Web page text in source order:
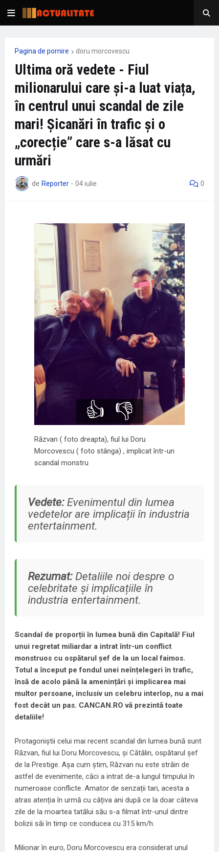
Pagina de pornire doru morcovescu
Ultima oră vedete - Fiul
milionarului care și-a luat viața,
în centrul unui scandal de zile
mari! Șicanări în trafic și o
„corecție” care s-a lăsat cu
urmări
de Reporter - 04 iulie 0
👍 👎
Răzvan ( foto dreapta), fiul lui Doru
Morcovescu ( foto stânga) , implicat într-un
scandal monstru
Vedete:Evenimentul din lumea
vedetelor are implicații în industria
entertainment.
Rezumat:Detaliile noi despre o
celebritate și implicațiile în
industria entertainment.
Scandal de proporții în lumea bună din Capitală! Fiul
unui regretat miliardar a intrat într-un conflict
monstruos cu ospătarul șef de la un local faimos.
Totul a început pe fondul unei neînțelegeri în trafic,
însă de acolo până la amenințări și implicarea mai
multor persoane, inclusiv un celebru interlop, nu a mai
fost decât un pas. CANCAN.RO vă prezintă toate
detaliile!
Protagoniștii celui mai recent scandal din lumea bună sunt
Răzvan, fiul lui Doru Morcovescu, și Cătălin, ospătarul șef
de la Prestige. Așa cum știm, Răzvan nu este străin de
astfel de evenimente, căci a intrat de-a lungul timpului în
numeroase conflicte. Amator de senzații tari, acesta a
atras atenția în urmă cu câțiva ani după ce la doar câteva
zile de la moartea tatălui său s-a filmat într-unul dintre
bolizii săi în timp ce conducea cu 315 km/h.
Milionar în euro, Doru Morcovescu era considerat unul